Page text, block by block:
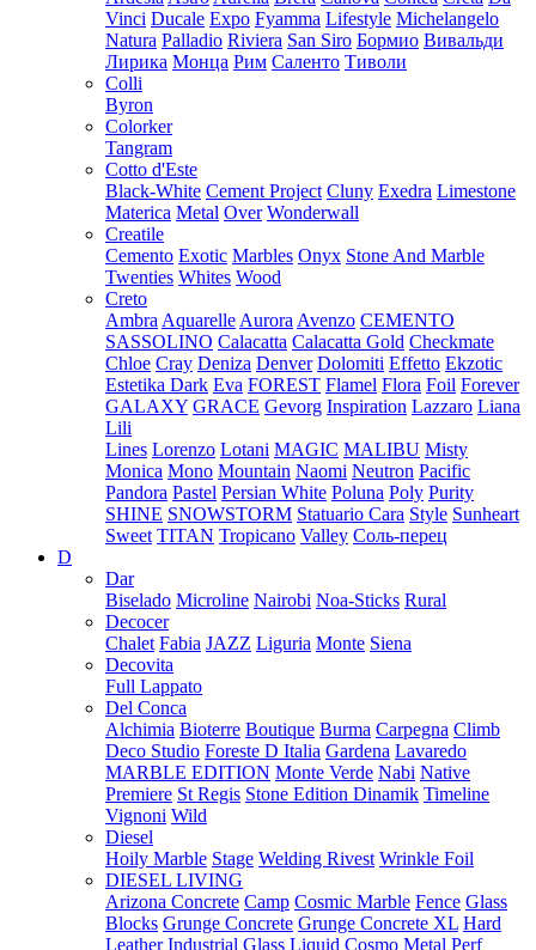
Vinci Ducale Expo Fyamma Lifestyle Michelangelo
Natura Palladio Riviera San Siro Бормио Вивальди
Лирика Монца Рим Саленто Тиволи
Colli
Byron
Colorker
Tangram
Cotto d'Este
Black-White Cement Project Cluny Exedra Limestone
Materica Metal Over Wonderwall
Creatile
Cemento Exotic Marbles Onyx Stone And Marble
Twenties Whites Wood
Creto
Ambra Aquarelle Aurora Avenzo CEMENTO
SASSOLINO Calacatta Calacatta Gold Checkmate
Chloe Cray Deniza Denver Dolomiti Effetto Ekzotic
Estetika Dark Eva FOREST Flamel Flora Foil Forever
GALAXY GRACE Gevorg Inspiration Lazzaro Liana
Lili
Lines Lorenzo Lotani MAGIC MALIBU Misty
Monica Mono Mountain Naomi Neutron Pacific
Pandora Pastel Persian White Poluna Poly Purity
SHINE SNOWSTORM Statuario Cara Style Sunheart
Sweet TITAN Tropicano Valley Соль-перец
D
Dar
Biselado Microline Nairobi Noa-Sticks Rural
Decocer
Chalet Fabia JAZZ Liguria Monte Siena
Decovita
Full Lappato
Del Conca
Alchimia Bioterre Boutique Burma Carpegna Climb
Deco Studio Foreste D Italia Gardena Lavaredo
MARBLE EDITION Monte Verde Nabi Native
Premiere St Regis Stone Edition Dinamik Timeline
Vignoni Wild
Diesel
Hoily Marble Stage Welding Rivest Wrinkle Foil
DIESEL LIVING
Arizona Concrete Camp Cosmic Marble Fence Glass
Blocks Grunge Concrete Grunge Concrete XL Hard
Leather Industrial Glass Liquid Cosmo Metal Perf